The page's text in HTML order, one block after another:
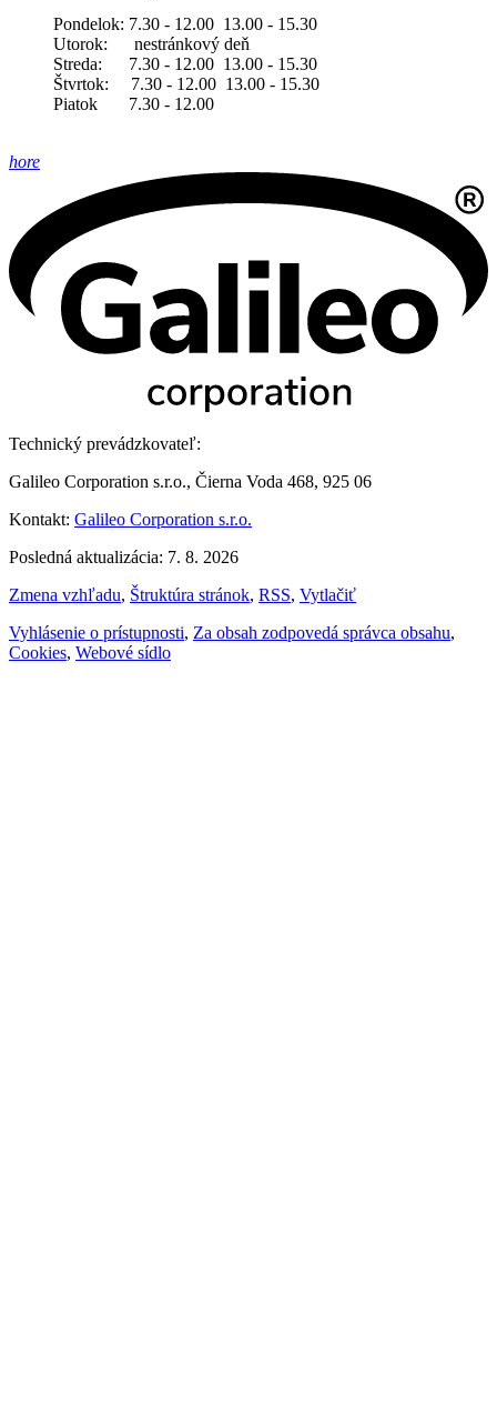
Pondelok: 7.30 - 12.00 13.00 - 15.30
Utorok: nestránkový deň
Streda: 7.30 - 12.00 13.00 - 15.30
Štvrtok: 7.30 - 12.00 13.00 - 15.30
Piatok 7.30 - 12.00
hore
Technický prevádzkovateľ:
Galileo Corporation s.r.o., Čierna Voda 468, 925 06
Kontakt: Galileo Corporation s.r.o.
Posledná aktualizácia: 7. 8. 2026
Zmena vzhľadu, Štruktúra stránok, RSS, Vytlačiť
Vyhlásenie o prístupnosti, Za obsah zodpovedá správca obsahu,
Cookies, Webové sídlo